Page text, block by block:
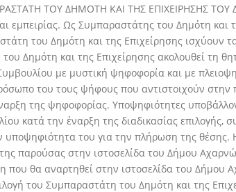
ΤΟΥ ΔΗΜΟΤΗ ΚΑΙ ΤΗΣ ΕΠΙΧΕΙΡΗΣΗΣ
εμπειρίας. Ως Συμπαραστάτης του Δημότη και
του Δημότη και της Επιχείρησης ισχύουν
Δημότη και της Επιχείρησης ακολουθεί τη
με μυστική ψηφοφορία και με
του τους ψήφους που αντιστοιχούν στην
της ψηφοφορίας. Υποψηφιότητες
κατά την έναρξη της διαδικασίας επιλογής,
υποψηφιότητα του για την πλήρωση της
παρούσας στην ιστοσελίδα του Δήμου
που θα αναρτηθεί στην ιστοσελίδα του Δήμου
του Συμπαραστάτη του Δημότη και της